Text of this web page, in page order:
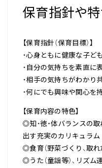
保育指針や
【保育指針（保育目標）】
・心身ともに健康な子ども
・自分の気持ちを素直に
・相手の気持ちがわかり
・何にでも興味や関心を
【保育内容の特色】
◎知・徳・体バランスの
出す充実のカリキュラム
◎食育（野菜づくり、取
◎うた（童謡等）、リズム